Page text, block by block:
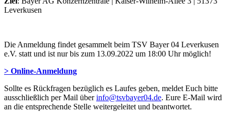
Leverkusen
Die Anmeldung findet gesammelt beim TSV Bayer 04 Leverkusen
e.V. statt und ist nur bis zum 13.09.2022 um 18:00 Uhr möglich!
> Online-Anmeldung
Sollte es Rückfragen bezüglich es Laufes geben, meldet Euch bitte
ausschließlich per Mail überinfo@tsvbayer04.de. Eure E-Mail wird
an die entsprechende Stelle weitergeleitet und beantwortet.